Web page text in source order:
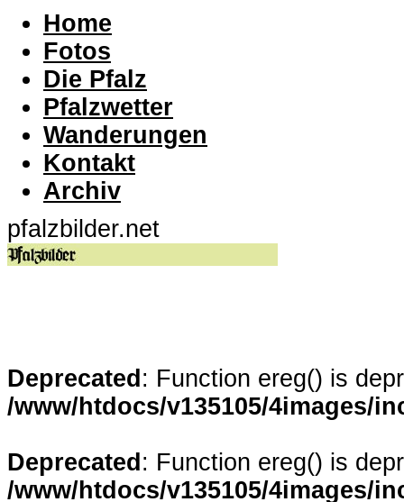
Home
Fotos
Die Pfalz
Pfalzwetter
Wanderungen
Kontakt
Archiv
pfalzbilder.net
Deprecated : Function ereg() is
/www/htdocs/v135105/4images/
Deprecated : Function ereg() is
/www/htdocs/v135105/4images/